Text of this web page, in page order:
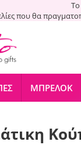
που θα
ΜΠΡΕΛΌΚ